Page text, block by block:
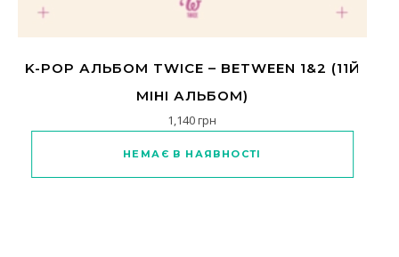
K-POP АЛЬБОМ TWICE – BETWEEN 1&2 (11Й
МІНІ АЛЬБОМ)
1,140грн
НЕМАЄ В НАЯВНОСТІ